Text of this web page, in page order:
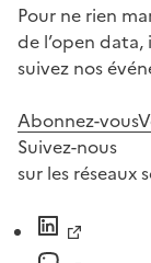
Pour ne rien
de l’open
suivez nos
Abonnez-vous
Suivez-nous
sur les réseaux